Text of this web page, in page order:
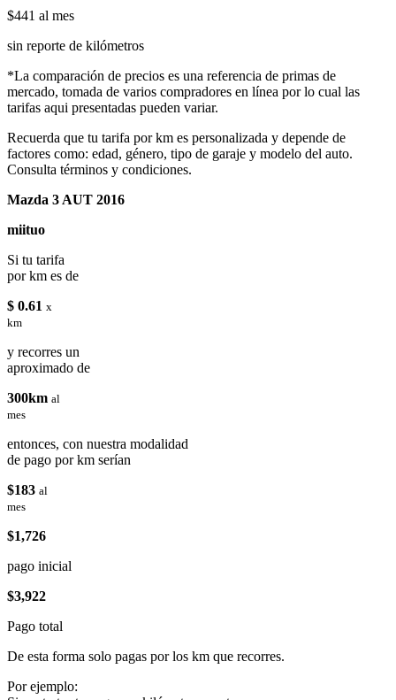
$441 al mes
sin reporte de kilómetros
*La comparación de precios es una referencia de primas de
mercado, tomada de varios compradores en línea por lo cual las
tarifas aqui presentadas pueden variar.
Recuerda que tu tarifa por km es personalizada y depende de
factores como: edad, género, tipo de garaje y modelo del auto.
Consulta términos y condiciones.
Mazda 3 AUT 2016
miituo
Si tu tarifa
por km es de
$ 0.61 x
km
y recorres un
aproximado de
300km al
mes
entonces, con nuestra modalidad
de pago por km serían
$183 al
mes
$1,726
pago inicial
$3,922
Pago total
De esta forma solo pagas por los km que recorres.
Por ejemplo: